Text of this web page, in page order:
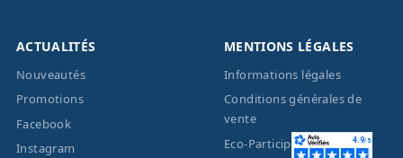
ACTUALITÉS
Nouveautés
Promotions
Facebook
Instagram
MENTIONS LÉGALES
Informations légales
Conditions générales de
vente
Eco-Participation